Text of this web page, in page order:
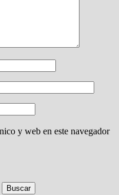
y web en este navegador